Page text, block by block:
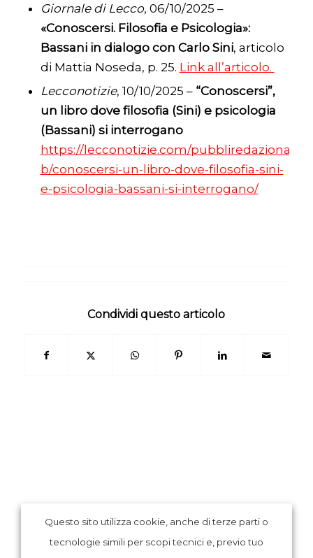
Giornale di Lecco, 06/10/2025 –
«Conoscersi. Filosofia e Psicologia»:
Bassani in dialogo con Carlo Sini, articolo
di Mattia Noseda, p. 25. Link all’articolo.
Lecconotizie, 10/10/2025 – “Conoscersi”,
un libro dove filosofia (Sini) e psicologia
(Bassani) si interrogano
https://lecconotizie.com/pubbliredazionali-
b/conoscersi-un-libro-dove-filosofia-sini-
e-psicologia-bassani-si-interrogano/
Condividi questo articolo
LECCO | BARZANÒ (LC) | ERBA (CO)
E-mail: info@bassanipsicologo.it | Cell:
Questo sito utilizza cookie, anche di terze parti o
tecnologie simili per scopi tecnici e, previo tuo